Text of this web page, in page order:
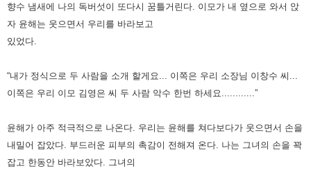
향수 냄새에 나의 독버섯이 또다시 꿈틀거린다. 이모가 내 옆으로 와서 앉
자 윤해는 웃으면서 우리를 바라보고
있었다.
“내가 정식으로 두 사람을 소개 할게요... 이쪽은 우리 소장님 이창수 씨...
이쪽은 우리 이모 김영은 씨 두 사람 악수 한번 하세요............”
윤해가 아주 적극적으로 나온다. 우리는 윤해를 쳐다보다가 웃으면서 손을
내밀어 잡았다. 부드러운 피부의 촉감이 전해져 온다. 나는 그녀의 손을 꽉
잡고 한동안 바라보았다.
그녀의